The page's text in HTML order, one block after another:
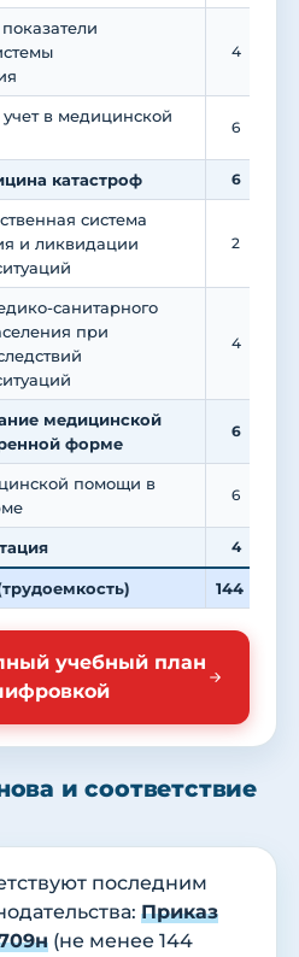
4
учет в медицинской
6
катастроф 6
система
и ликвидации
2
санитарного
при
4
медицинской
форме
6
помощи в
6
4
144
учебный план
и соответствие
последним
Приказ
(не менее 144